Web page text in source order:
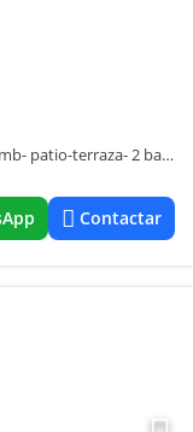
Venta-PH - DEVOTO- PUEYRREDON -Venta-3 amb- patio-terraza- 2 baños- luminoso-
Contactar